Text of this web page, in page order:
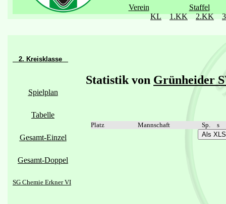
Verein
Staffel
KL
1.KK 2.KK
2. Kreisklasse
Spielplan
Tabelle
Gesamt-Einzel
Gesamt-Doppel
SG Chemie Erkner VI
Statistik von Grünheider
Platz Mannschaft Sp.
s
Als